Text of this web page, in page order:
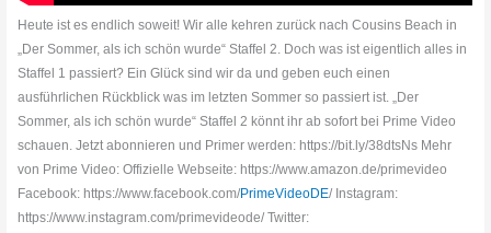
Heute ist es endlich soweit! Wir alle kehren zurück nach Cousins Beach in
„Der Sommer, als ich schön wurde“ Staffel 2. Doch was ist eigentlich alles in
Staffel 1 passiert? Ein Glück sind wir da und geben euch einen
ausführlichen Rückblick was im letzten Sommer so passiert ist. „Der
Sommer, als ich schön wurde“ Staffel 2 könnt ihr ab sofort bei Prime Video
schauen. Jetzt abonnieren und Primer werden: https://bit.ly/38dtsNs Mehr
von Prime Video: Offizielle Webseite: https://www.amazon.de/primevideo
Facebook: https://www.facebook.com/PrimeVideoDE/ Instagram:
https://www.instagram.com/primevideode/ Twitter: